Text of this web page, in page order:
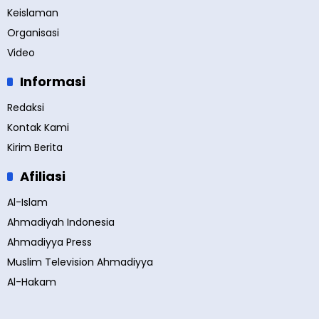
Keislaman
Organisasi
Video
Informasi
Redaksi
Kontak Kami
Kirim Berita
Afiliasi
Al-Islam
Ahmadiyah Indonesia
Ahmadiyya Press
Muslim Television Ahmadiyya
Al-Hakam